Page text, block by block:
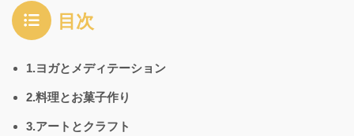
目次
1.ヨガとメディテーション
2.料理とお菓子作り
3.アートとクラフト